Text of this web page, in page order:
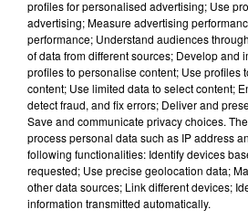
Musique
6 août 2026
Karol G dévoile
album… avec
Benny Blanco
Becky G sur son
profiles for personalised advertising; Use
advertising; Measure advertising
performance; Understand audiences
of data from different sources; Develop and
profiles to personalise content; Use profiles
content; Use limited data to select content;
detect fraud, and fix errors; Deliver and
Save and communicate privacy choices.
process personal data such as IP address
following functionalities: Identify devices
requested; Use precise geolocation data;
other data sources; Link different devices;
information transmitted automatically.